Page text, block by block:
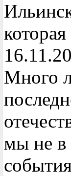
Много
мы не в